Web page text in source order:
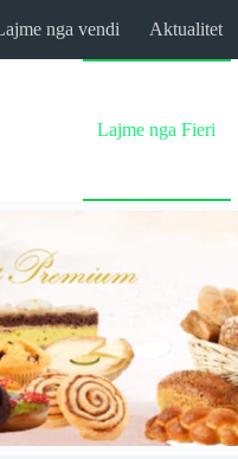
nga vendi Aktualitet
Lajme nga Fieri